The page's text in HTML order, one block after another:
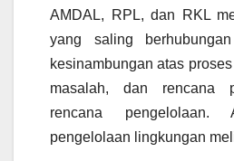
AMDAL, RPL, dan RKL
yang saling
kesinambungan atas
masalah, dan rencana
rencana pengelolaan.
pengelolaan lingkungan